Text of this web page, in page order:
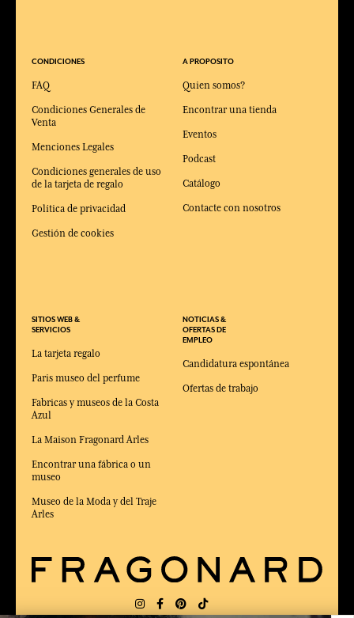
CONDICIONES
FAQ
Condiciones Generales de
Venta
Menciones Legales
Condiciones generales de uso
de la tarjeta de regalo
Política de privacidad
Gestión de cookies
SITIOS WEB &
SERVICIOS
La tarjeta regalo
Paris museo del perfume
Fabricas y museos de la Costa
Azul
La Maison Fragonard Arles
Encontrar una fábrica o un
museo
Museo de la Moda y del Traje
Arles
A PROPOSITO
Quien somos?
Encontrar una tienda
Eventos
Podcast
Catálogo
Contacte con nosotros
NOTICIAS &
OFERTAS DE
EMPLEO
Candidatura espontánea
Ofertas de trabajo